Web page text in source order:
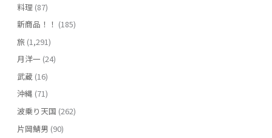
料理 (87)
新商品！！ (185)
旅(1,291)
月洋一 (24)
武蔵(16)
沖縄 (71)
波乗り天国 (262)
片岡鯖男 (90)